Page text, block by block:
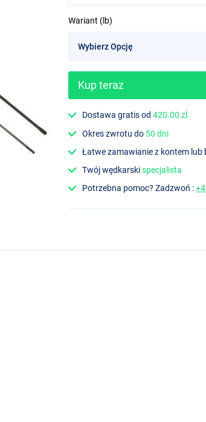
Wariant (lb)
Kup teraz
Dostawa gratis od420.00 zl
Okres zwrotu do 50 dni
Łatwe zamawianie z kontem lub
Twój wędkarskispecjalista
Potrzebna pomoc? Zadzwoń :